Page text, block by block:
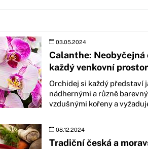
03.05.2024
Calanthe:
každý venkovní prostor
Orchidej si každý představí
nádhernými a různě
vzdušnými kořeny a
08.12.2024
Tradiční česká a